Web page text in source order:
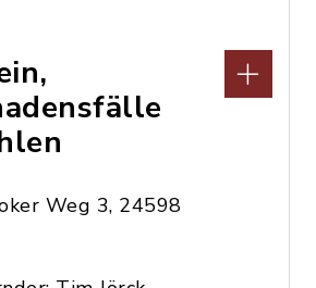
Weg 3, 24598